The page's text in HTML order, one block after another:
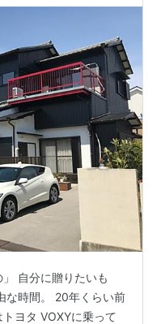
自分に贈りたいも
な時間。 20年くらい前
ヨタ VOXYに乗って